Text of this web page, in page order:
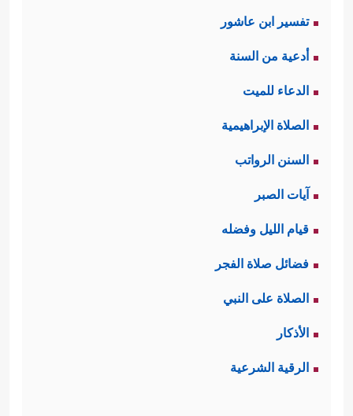
تفسير ابن عاشور
أدعية من السنة
الدعاء للميت
الصلاة الإبراهيمية
السنن الرواتب
آيات الصبر
قيام الليل وفضله
فضائل صلاة الفجر
الصلاة على النبي
الأذكار
الرقية الشرعية